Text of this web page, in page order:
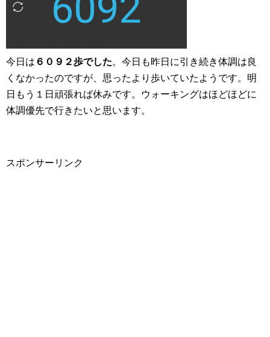
今日は ６０９２歩でした。今日も昨日に引き続き体調は良
くなかったのですが、思ったより歩いていたようです。明
日もう１日頑張れば休みです。ウォーキングはほどほどに
体調優先で行きたいと思います。
スポンサーリンク